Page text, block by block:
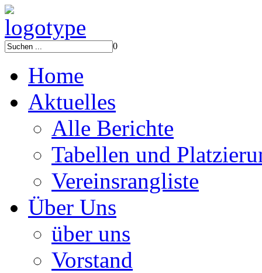
0
Home
Aktuelles
Alle Berichte
Tabellen und
Vereinsrangliste
Über Uns
über uns
Vorstand